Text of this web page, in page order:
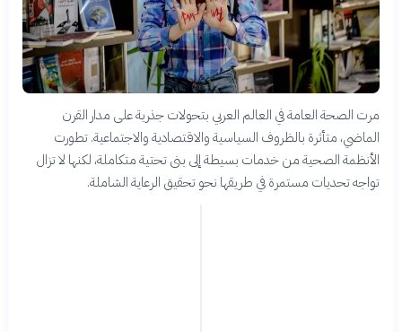
مرت الصحة العامة في العالم العربي بتحولات جذرية على مدار القرن
الماضي، متأثرة بالظروف السياسية والاقتصادية والاجتماعية. تطورت
الأنظمة الصحية من خدمات بسيطة إلى بنى تحتية متكاملة، لكنها لا تزال
تواجه تحديات مستمرة في طريقها نحو تحقيق الرعاية الشاملة.